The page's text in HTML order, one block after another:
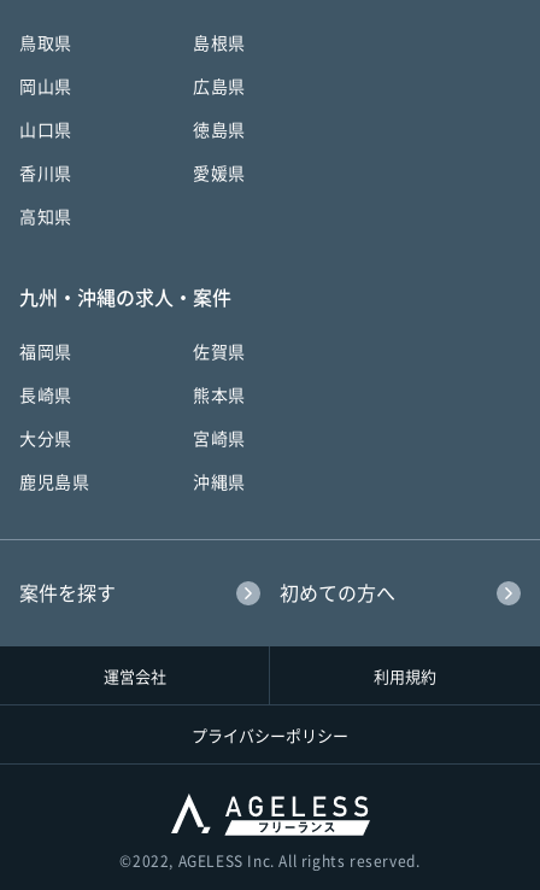
鳥取県 島根県
岡山県 広島県
山口県 徳島県
香川県 愛媛県
高知県
九州・沖縄の求人・案件
福岡県 佐賀県
長崎県 熊本県
大分県 宮崎県
鹿児島県 沖縄県
案件を探す 初めての方へ
©︎2022, AGELESS Inc. All rights reserved.
運営会社 利用規約
プライバシーポリシー